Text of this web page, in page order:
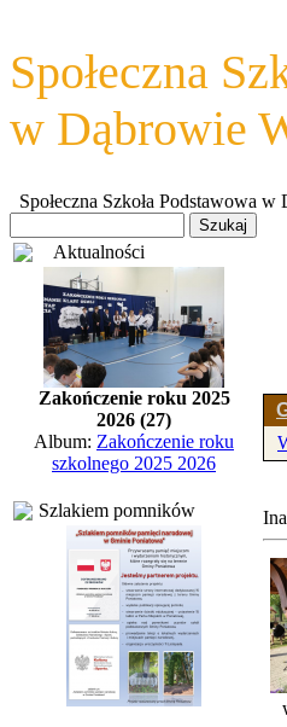
Społeczna
w Dąbrowie
Społeczna Szkoła Podstawowa
Aktualności
Zakończenie roku 2025
2026 (27)
Album: Zakończenie roku
szkolnego 2025 2026
Szlakiem pomników